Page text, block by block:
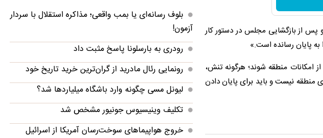
از بازگشایی مجلس در دستور کار
پایان رسانده است.»
منطقه شوند؛ هرگونه تنش،
منطقه نیست و باید برای پایان دادن
بلوف رسانه‌ای یا بمب واقعی؛ مذاکره استقلال با سردار
آزمون!
رودری به بارسلونا پاسخ مثبت داد
رونمایی رئال مادرید از گران‌ترین خرید تاریخ خود
لیونل مسی چگونه وارد باشگاه میلیاردها شد؟
تکلیف وینیسیوس جونیور مشخص شد
خروج هواپیماهای سوخت‌رسان آمریکا از اسرائیل